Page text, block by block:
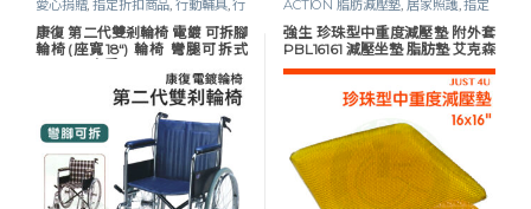
愛心捐贈,指定折扣商品,行動輔具,行
動輔具,輪椅,鐵製 / 電鍍輪椅,長照專
區
康復 第二代雙剎輪椅 電鍍 可拆腳
輪椅(座寬18“) 輪椅 彎腿可拆式
ACTION 脂肪減壓墊, 居家照護,指定
折扣商品,減壓防褥瘡,長照專區, 預防
褥瘡
強生 珍珠型中重度減壓墊 附外套
PBL16161 減壓坐墊 脂肪墊 艾克森
ACTION